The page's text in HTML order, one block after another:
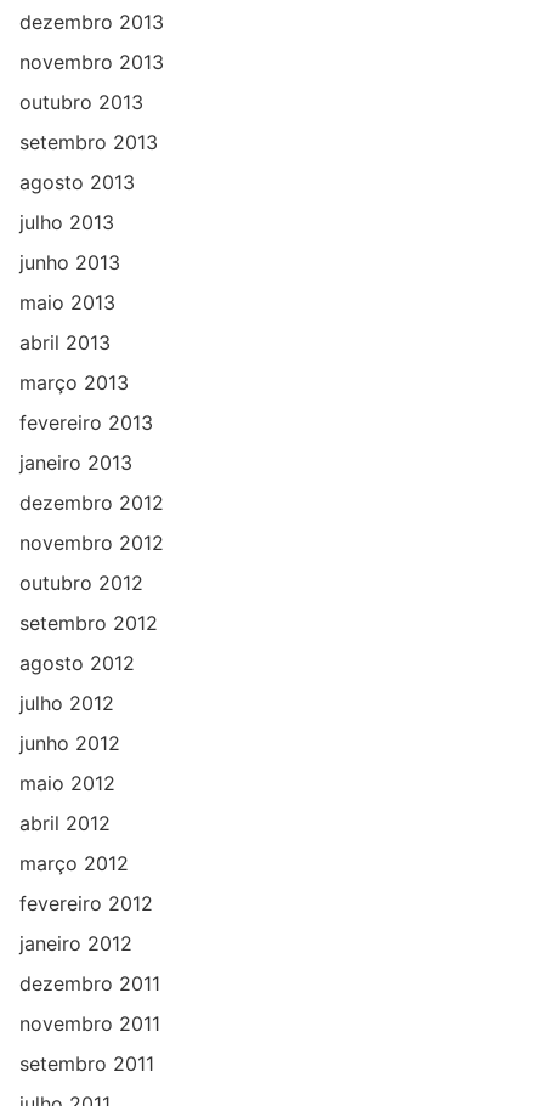
dezembro 2013
novembro 2013
outubro 2013
setembro 2013
agosto 2013
julho 2013
junho 2013
maio 2013
abril 2013
março 2013
fevereiro 2013
janeiro 2013
dezembro 2012
novembro 2012
outubro 2012
setembro 2012
agosto 2012
julho 2012
junho 2012
maio 2012
abril 2012
março 2012
fevereiro 2012
janeiro 2012
dezembro 2011
novembro 2011
setembro 2011